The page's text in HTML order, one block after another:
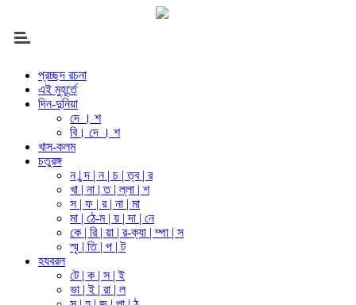
প্রচ্ছদ রচনা
এই মুহূর্তে
দিন-দুনিয়া
দে । শ
বি। দে । শ
খাস-কলম
চতুরঙ্গ
ন | ন্দ | ন | চ | ত্ব | র
খা | না | ত | ল্লা | শ
স | ফ | র | না | মা
মা | ঠে-ম | য় | দা | নে
কে | রি | য়া | র-ক্যা | ম্পা | স
স্মৃ | তি | প | ট
হযবরল
টে | ক | স | ই
ভা | ই | রা | ল